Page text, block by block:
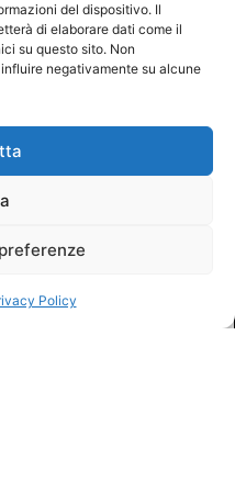
del dispositivo. Il
di elaborare dati come il
su questo sito. Non
negativamente su alcune
Policy